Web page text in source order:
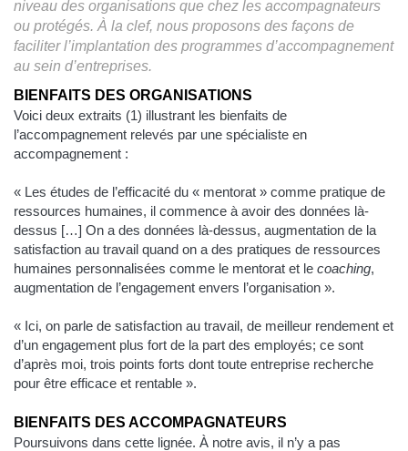
niveau des organisations que chez les accompagnateurs
ou protégés. À la clef, nous proposons des façons de
faciliter l’implantation des programmes d’accompagnement
au sein d’entreprises.
BIENFAITS DES ORGANISATIONS
Voici deux extraits (1) illustrant les bienfaits de
l’accompagnement relevés par une spécialiste en
accompagnement :
« Les études de l’efficacité du « mentorat » comme pratique de
ressources humaines, il commence à avoir des données là-
dessus […] On a des données là-dessus, augmentation de la
satisfaction au travail quand on a des pratiques de ressources
humaines personnalisées comme le mentorat et le coaching,
augmentation de l’engagement envers l’organisation ».
« Ici, on parle de satisfaction au travail, de meilleur rendement et
d’un engagement plus fort de la part des employés; ce sont
d’après moi, trois points forts dont toute entreprise recherche
pour être efficace et rentable ».
BIENFAITS DES ACCOMPAGNATEURS
Poursuivons dans cette lignée. À notre avis, il n’y a pas